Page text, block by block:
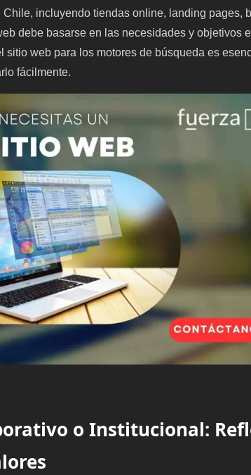
incluyendo tiendas online, landing pages,
debe basarse en las necesidades y objetivos
sitio web para los motores de búsqueda es
fácilmente.
o Institucional: